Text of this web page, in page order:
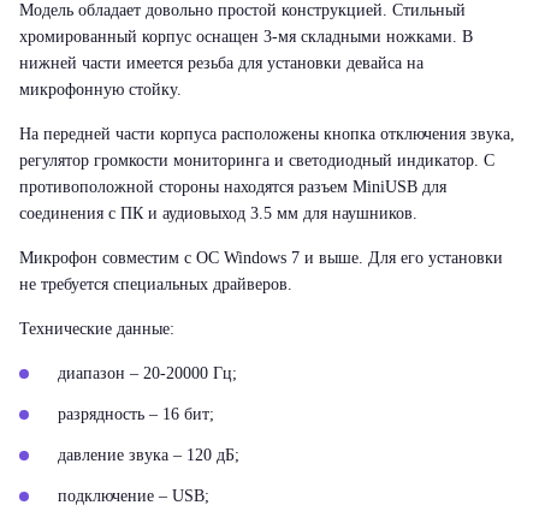
Модель обладает довольно простой конструкцией. Стильный
хромированный корпус оснащен 3-мя складными ножками. В
нижней части имеется резьба для установки девайса на
микрофонную стойку.
На передней части корпуса расположены кнопка отключения звука,
регулятор громкости мониторинга и светодиодный индикатор. С
противоположной стороны находятся разъем MiniUSB для
соединения с ПК и аудиовыход 3.5 мм для наушников.
Микрофон совместим с ОС Windows 7 и выше. Для его установки
не требуется специальных драйверов.
Технические данные:
диапазон – 20-20000 Гц;
разрядность – 16 бит;
давление звука – 120 дБ;
подключение – USB;